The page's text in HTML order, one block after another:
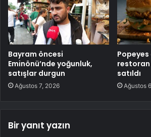
Bayram öncesi
Eminönü’nde yoğunluk,
satışlar durgun
Ağustos 7, 2026
restoran
satıldı
Ağustos
Bir yanıt yazın